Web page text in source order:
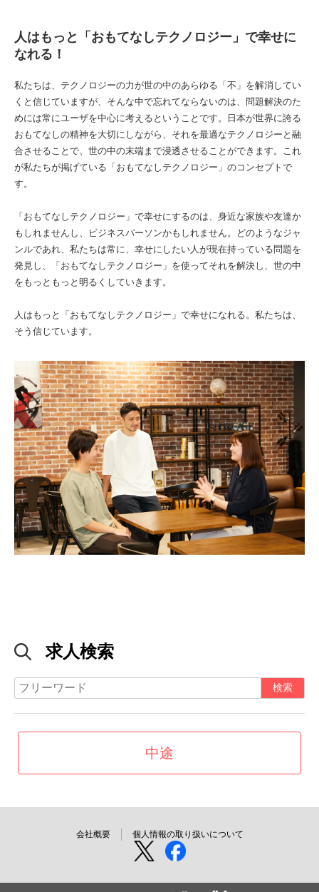
人はもっと「おもてなしテクノロジー」で幸せに
なれる！
私たちは、テクノロジーの力が世の中のあらゆる「不」を解消してい
くと信じていますが、そんな中で忘れてならないのは、問題解決のた
めには常にユーザを中心に考えるということです。日本が世界に誇る
おもてなしの精神を大切にしながら、それを最適なテクノロジーと融
合させることで、世の中の末端まで浸透させることができます。これ
が私たちが掲げている「おもてなしテクノロジー」のコンセプトで
す。
「おもてなしテクノロジー」で幸せにするのは、身近な家族や友達か
もしれませんし、ビジネスパーソンかもしれません。どのようなジャ
ンルであれ、私たちは常に、幸せにしたい人が現在持っている問題を
発見し、「おもてなしテクノロジー」を使ってそれを解決し、世の中
をもっともっと明るくしていきます。
人はもっと「おもてなしテクノロジー」で幸せになれる。私たちは、
そう信じています。
求人検索
中途
会社概要 個人情報の取り扱いについて